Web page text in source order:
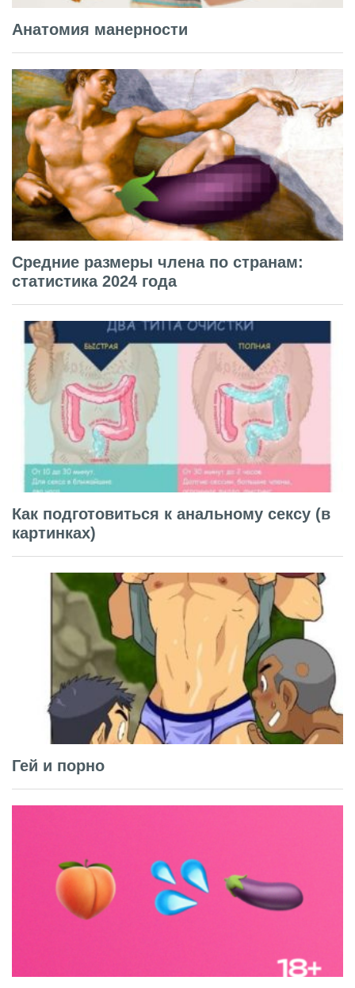
Анатомия манерности
Средние размеры члена по странам:
статистика 2024 года
Как подготовиться к анальному сексу (в
картинках)
Гей и порно